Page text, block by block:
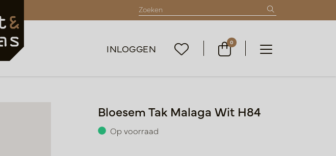
INLOGGEN 0
Bloesem Tak Malaga Wit H84
Op voorraad